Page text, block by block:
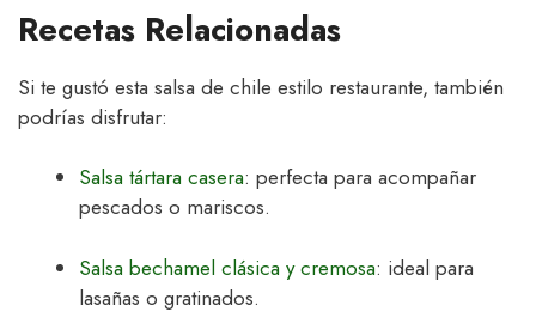
Recetas Relacionadas
Si te gustó esta salsa de chile estilo restaurante, también
podrías disfrutar:
Salsa tártara casera: perfecta para acompañar
pescados o mariscos.
Salsa bechamel clásica y cremosa: ideal para
lasañas o gratinados.